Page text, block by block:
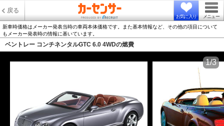
戻る
お気に入り メニュー
新車時価格はメーカー発表当時の車両本体価格です。また基本情報など、その他の項目について
もメーカー発表時の情報に基いています。
ベントレー コンチネンタルGTC 6.0 4WDの燃費
1/3